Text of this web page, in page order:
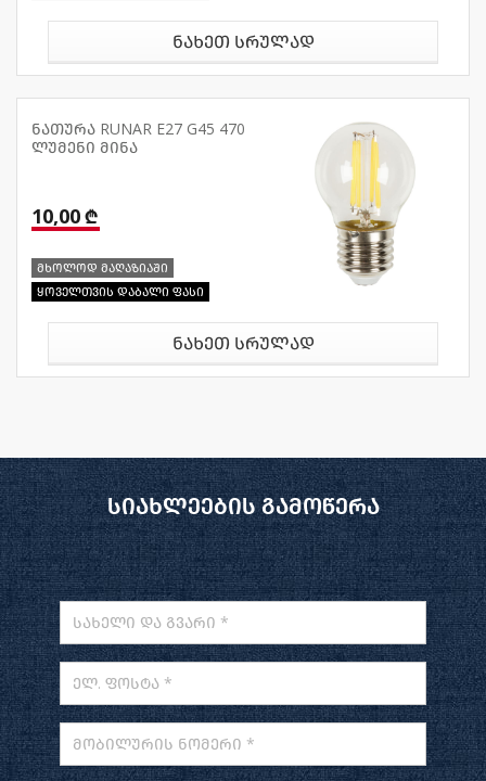
ნახეთ სრულად
ნათურა RUNAR E27 G45 470
ლუმენი მინა
10,00 ₾
მხოლოდ მაღაზიაში
ყოველთვის დაბალი ფასი
ნახეთ სრულად
სიახლეების გამოწერა
სახელი და გვარი *
ელ. ფოსტა *
მობილურის ნომერი *